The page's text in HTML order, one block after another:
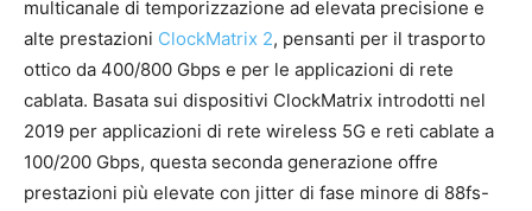
multicanale di temporizzazione ad elevata precisione e
alte prestazioni ClockMatrix 2, pensanti per il trasporto
ottico da 400/800 Gbps e per le applicazioni di rete
cablata. Basata sui dispositivi ClockMatrix introdotti nel
2019 per applicazioni di rete wireless 5G e reti cablate a
100/200 Gbps, questa seconda generazione offre
prestazioni più elevate con jitter di fase minore di 88fs-